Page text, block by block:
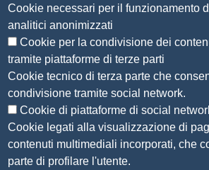
Bandi di concorso
Bandi di gara e contratti
Provvedimenti
Attività e procedimenti
Seguici su
Sito web
Cookie necessari per il funzionamento
analitici anonimizzati
Cookie per la condivisione dei
tramite piattaforme di terze parti
Cookie tecnico di terza parte che
condivisione tramite social network.
Cookie di piattaforme di social
Cookie legati alla visualizzazione di
contenuti multimediali incorporati, che
parte di profilare l'utente.